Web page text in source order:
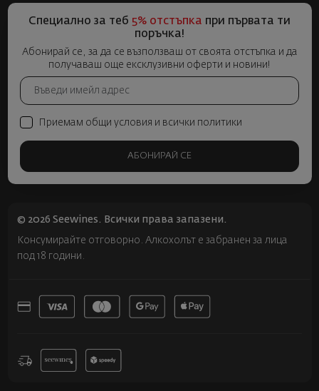
Специално за теб 5% отстъпка при първата ти
поръчка!
Абонирай се, за да се възползваш от своята отстъпка и да
получаваш още ексклузивни оферти и новини!
Приемам общи условия и всички политики
АБОНИРАЙ СЕ
© 2026 Seewines. Всички права запазени.
Консумирайте отговорно. Алкохолът е забранен за лица
под 18 години.